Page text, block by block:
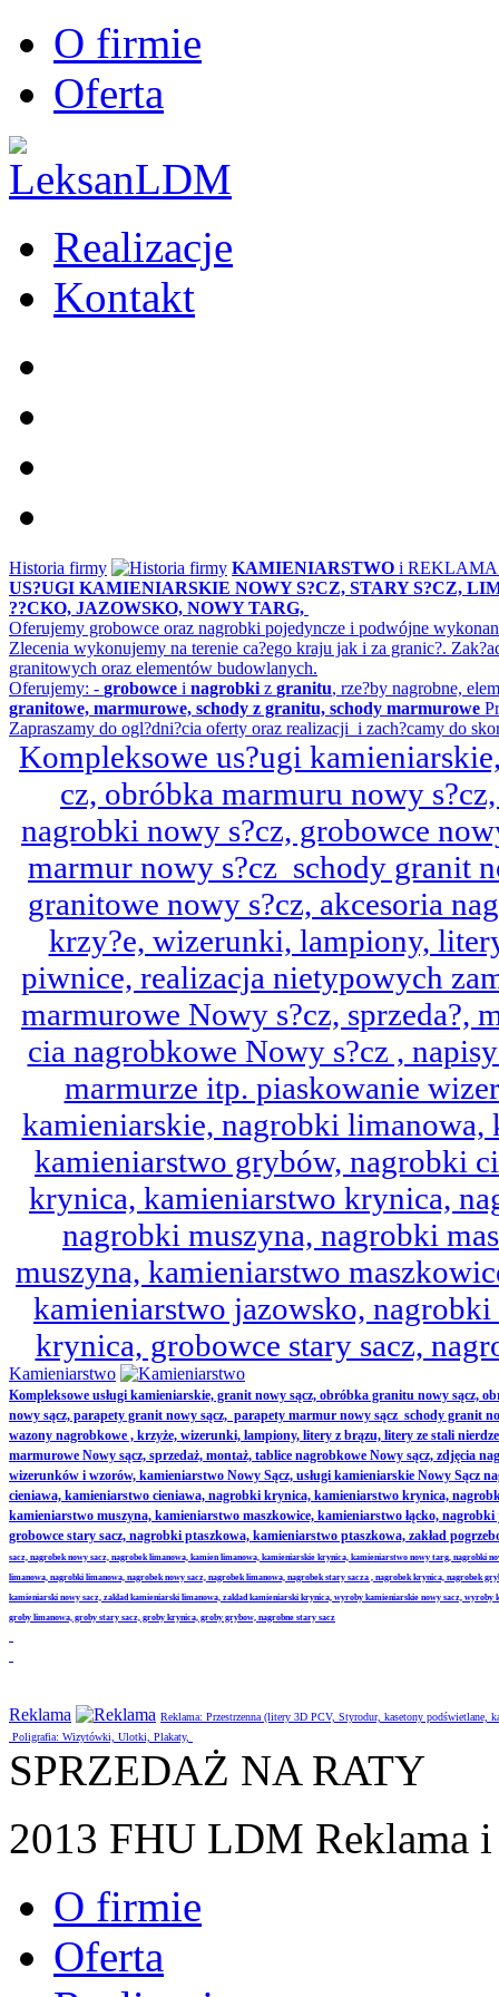
O firmie
Oferta
Realizacje
Kontakt
Historia firmy KAMIENIARSTWO i
US?UGI KAMIENIARSKIE NOWY S?CZ, STARY S?CZ,
??CKO, JAZOWSKO, NOWY TARG,
Oferujemy grobowce oraz nagrobki pojedyncze i podwójne
Zlecenia wykonujemy na terenie ca?ego kraju jak i za granic?.
granitowych oraz elementów budowlanych.
Oferujemy: - grobowce i nagrobki z granitu, rze?by nagrobne,
granitowe, marmurowe, schody z granitu, schody marmurowe
Zapraszamy do ogl?dni?cia oferty oraz realizacji i zach?camy do
Kompleksowe us?ugi
cz, obróbka marmuru nowy
nagrobki nowy s?cz, grobowce
marmur nowy s?cz schody granit
granitowe nowy s?cz, akcesoria
krzy?e, wizerunki, lampiony,
piwnice, realizacja nietypowych
marmurowe Nowy s?cz, sprzeda?,
cia nagrobkowe Nowy s?cz ,
marmurze itp. piaskowanie
kamieniarskie, nagrobki
kamieniarstwo grybów, nagrobki
krynica, kamieniarstwo krynica,
nagrobki muszyna, nagrobki
muszyna, kamieniarstwo
kamieniarstwo jazowsko,
krynica, grobowce stary sacz,
Kamieniarstwo
Kompleksowe usługi kamieniarskie, granit nowy sącz, obróbka granitu nowy sącz,
nowy sącz, parapety granit nowy sącz, parapety marmur nowy sącz schody granit
wazony nagrobkowe , krzyże, wizerunki, lampiony, litery z brązu, litery ze stali
marmurowe Nowy sącz, sprzedaż, montaż, tablice nagrobkowe Nowy sącz, zdjęcia
wizerunków i wzorów, kamieniarstwo Nowy Sącz, usługi kamieniarskie Nowy
cieniawa, kamieniarstwo cieniawa, nagrobki krynica, kamieniarstwo krynica,
kamieniarstwo muszyna, kamieniarstwo maszkowice, kamieniarstwo łącko,
grobowce stary sacz, nagrobki ptaszkowa, kamieniarstwo ptaszkowa, zakład
sacz, nagrobek nowy sacz, nagrobek limanowa, kamien limanowa, kamieniarskie krynica, kamieniarstwo nowy targ,
limanowa, nagrobki limanowa, nagrobek nowy sacz, nagrobek limanowa, nagrobek stary sacza , nagrobek krynica, nagrobek
kamieniarski nowy sacz, zaklad kamieniarski limanowa, zaklad kamieniarski krynica, wyroby kamieniarskie nowy sacz,
groby limanowa, groby stary sacz, groby krynica, groby grybow, nagrobne stary sacz
Reklama
Reklama: Przestrzenna (litery 3D PCV, Styrodur, kasetony
Poligrafia: Wizytówki, Ulotki, Plakaty,
SPRZEDAŻ NA RATY
2013 FHU LDM Reklama
O firmie
Oferta